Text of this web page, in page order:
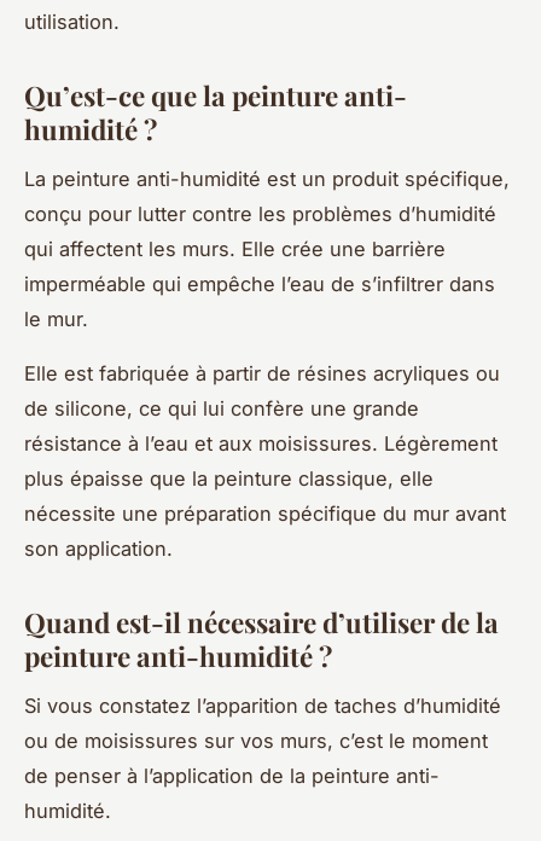
utilisation.
Qu’est-ce que la peinture anti-
humidité ?
La peinture anti-humidité est un produit spécifique,
conçu pour lutter contre les problèmes d’humidité
qui affectent les murs. Elle crée une barrière
imperméable qui empêche l’eau de s’infiltrer dans
le mur.
Elle est fabriquée à partir de résines acryliques ou
de silicone, ce qui lui confère une grande
résistance à l’eau et aux moisissures. Légèrement
plus épaisse que la peinture classique, elle
nécessite une préparation spécifique du mur avant
son application.
Quand est-il nécessaire d’utiliser de la
peinture anti-humidité ?
Si vous constatez l’apparition de taches d’humidité
ou de moisissures sur vos murs, c’est le moment
de penser à l’application de la peinture anti-
humidité.